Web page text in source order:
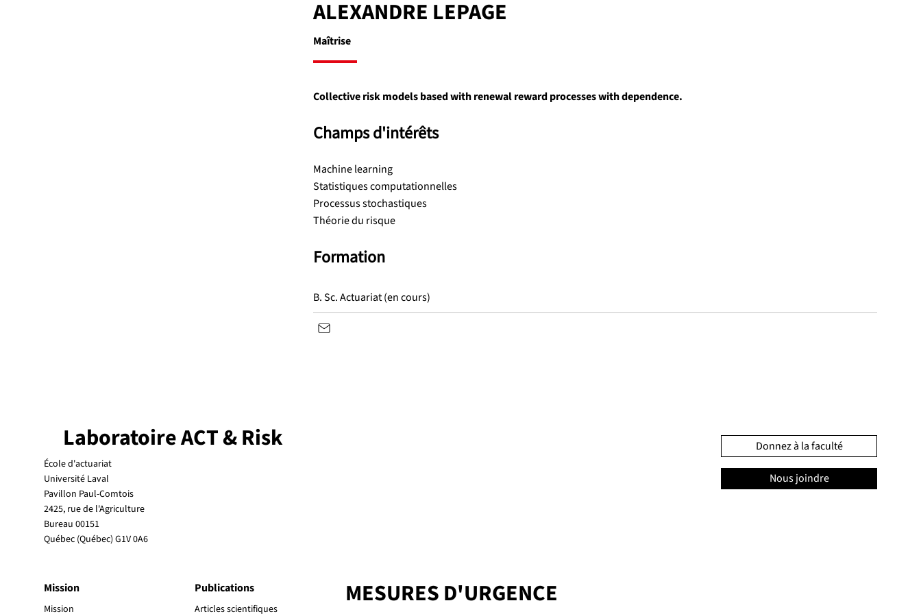
ALEXANDRE LEPAGE
Maîtrise
Collective risk models based with renewal reward processes with dependence.
Champs d'intérêts
Machine learning
Statistiques computationnelles
Processus stochastiques
Théorie du risque
Formation
B. Sc. Actuariat (en cours)
Mission
Mission MESURES D'URGENCE
Publications
Articles scientifiques
Laboratoire ACT & Risk
École d'actuariat
Université Laval
Pavillon Paul-Comtois
2425, rue de l'Agriculture
Bureau 00151
Québec (Québec) G1V 0A6
Donnez à la faculté
Nous joindre